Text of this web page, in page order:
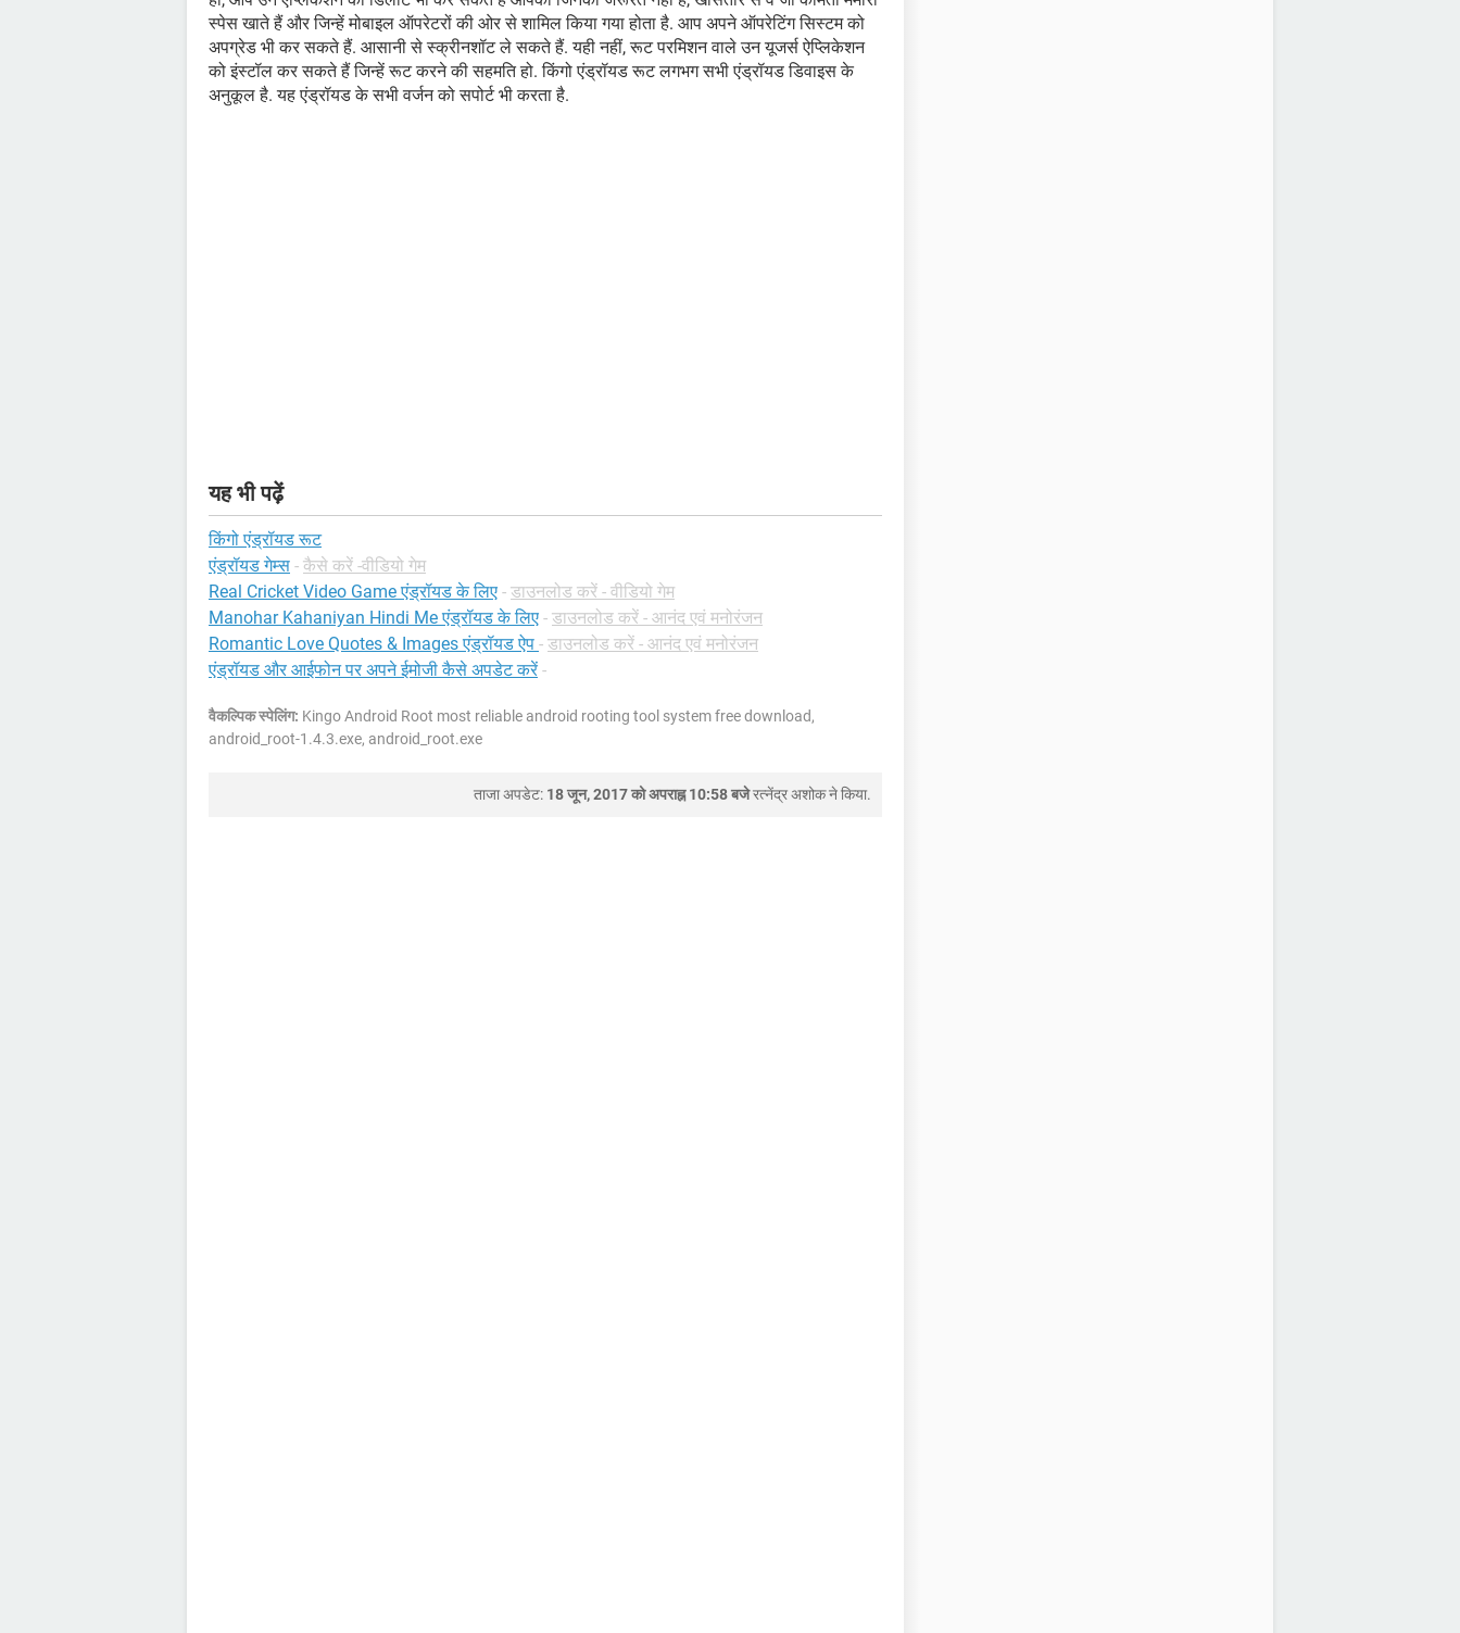
स्पेस खाते हैं और जिन्हें मोबाइल ऑपरेटरों की ओर से शामिल किया गया होता है. आप अपने ऑपरेटिंग सिस्टम को
अपग्रेड भी कर सकते हैं. आसानी से स्क्रीनशॉट ले सकते हैं. यही नहीं, रूट परमिशन वाले उन यूजर्स ऐप्लिकेशन
को इंस्टॉल कर सकते हैं जिन्हें रूट करने की सहमति हो. किंगो एंड्रॉयड रूट लगभग सभी एंड्रॉयड डिवाइस के
अनुकूल है. यह एंड्रॉयड के सभी वर्जन को सपोर्ट भी करता है.
यह भी पढ़ें
किंगो एंड्रॉयड रूट
एंड्रॉयड गेम्स - कैसे करें -वीडियो गेम
Real Cricket Video Game एंड्रॉयड के लिए - डाउनलोड करें - वीडियो गेम
Manohar Kahaniyan Hindi Me एंड्रॉयड के लिए - डाउनलोड करें - आनंद एवं मनोरंजन
Romantic Love Quotes & Images एंड्रॉयड ऐप - डाउनलोड करें - आनंद एवं मनोरंजन
एंड्रॉयड और आईफोन पर अपने ईमोजी कैसे अपडेट करें -
वैकल्पिक स्पेलिंग: Kingo Android Root most reliable android rooting tool system free download,
android_root-1.4.3.exe, android_root.exe
ताजा अपडेट: 18 जून, 2017 को अपराह्न 10:58 बजेरत्नेंद्र अशोकने किया.